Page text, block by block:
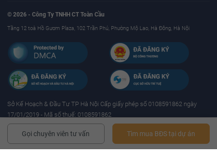
Gọi chuyên viên tư vấn Tìm mua BĐS tại dự án
© 2026 - Công Ty TNHH CT Toàn Cầu
Tầng 12 toà Hồ Gươm Plaza, 102 Trần Phú, Phường Mộ Lao, Hà Đông, Hà Nội
Sở Kế Hoạch & Ðầu Tư TP Hà Nội Cấp giấy phép số 0108591862 ngày
17/01/2019 - Mã số thuế: 0108591862